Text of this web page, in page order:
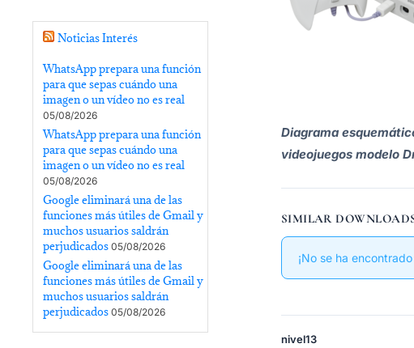
Diagrama
videojuegos modelo
SIMILAR
¡No se ha
nivel13
Noticias Interés
WhatsApp prepara una función
para que sepas cuándo una
imagen o un vídeo no es real
05/08/2026
WhatsApp prepara una función
para que sepas cuándo una
imagen o un vídeo no es real
05/08/2026
Google eliminará una de las
funciones más útiles de Gmail y
muchos usuarios saldrán
perjudicados 05/08/2026
Google eliminará una de las
funciones más útiles de Gmail y
muchos usuarios saldrán
perjudicados 05/08/2026